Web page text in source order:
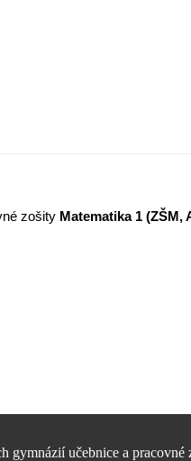
zošity Matematika 1 (ZŠM,
gymnázií učebnice a pracovné